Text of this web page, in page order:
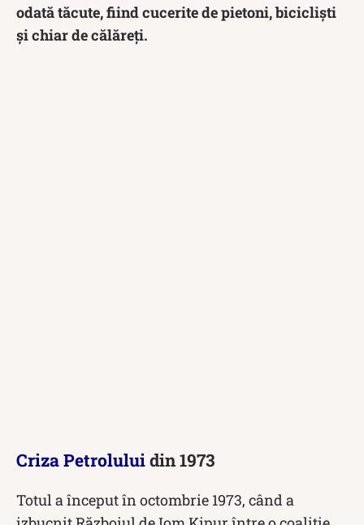
odată tăcute, fiind cucerite de pietoni, bicicliști
și chiar de călăreți.
Criza Petroluluidin 1973
Totul a început în octombrie 1973, când a